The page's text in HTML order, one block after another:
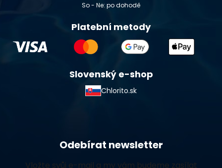
So - Ne: po dohodě
Platební metody
Slovenský e-shop
Chlorito.sk
Odebírat newsletter
Vložte svůj e-mail a my vám budeme zasílat